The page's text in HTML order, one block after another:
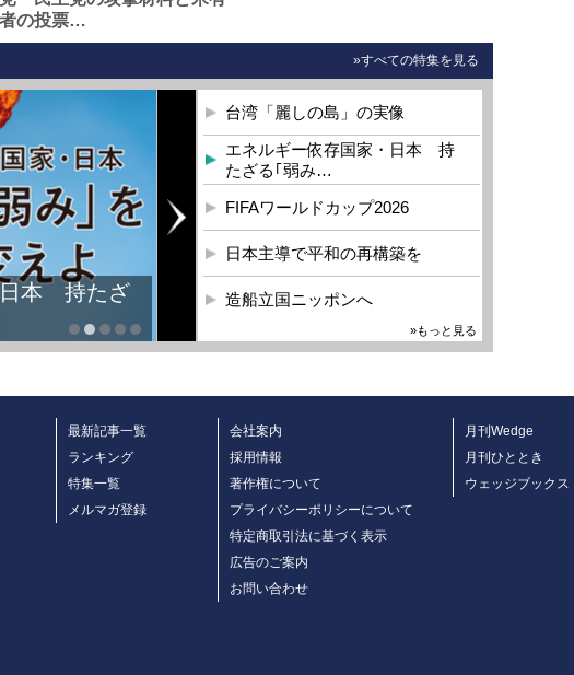
の投票…
»すべての特集を見る
日本 持たざ
台湾「麗しの島」の実像
エネルギー依存国家・日本 持
たざる｢弱み…
FIFAワールドカップ2026
日本主導で平和の再構築を
造船立国ニッポンへ
»もっと見る
最新記事一覧
ランキング
特集一覧
メルマガ登録
会社案内
採用情報
著作権について
プライバシーポリシーについて
特定商取引法に基づく表示
広告のご案内
お問い合わせ
月刊Wedge
月刊ひととき
ウェッジブックス